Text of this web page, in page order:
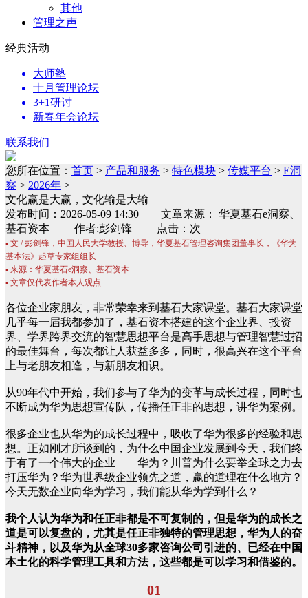
其他
管理之声
经典活动
大师塾
十月管理论坛
3+1研讨
新春年会论坛
联系我们
您所在位置： 首页 > 产品和服务 > 特色模块 > 传媒平台 > E洞
察 > 2026年 >
文化赢是大赢，文化输是大输
发布时间：2026-05-09 14:30 文章来源： 华夏基石e洞察、
基石资本 作者:彭剑锋 点击：次
▪ 文 / 彭剑锋，中国人民大学教授、博导，华夏基石管理咨询集团董事长，《华为
基本法》起草专家组组长
▪ 来源：华夏基石e洞察、基石资本
▪ 文章仅代表作者本人观点
各位企业家朋友，非常荣幸来到基石大家课堂。基石大家课堂
几乎每一届我都参加了，基石资本搭建的这个企业界、投资
界、学界跨界交流的智慧思想平台是高手思想与管理智慧过招
的最佳舞台，每次都让人获益多多，同时，很高兴在这个平台
上与老朋友相逢，与新朋友相识。
从90年代中开始，我们参与了华为的变革与成长过程，同时也
不断成为华为思想宣传队，传播任正非的思想，讲华为案例。
很多企业也从华为的成长过程中，吸收了华为很多的经验和思
想。正如刚才所谈到的，为什么中国企业发展到今天，我们终
于有了一个伟大的企业——华为？川普为什么要举全球之力去
打压华为？华为世界级企业领先之道，赢的道理在什么地方？
今天无数企业向华为学习，我们能从华为学到什么？
我个人认为华为和任正非都是不可复制的，但是华为的成长之
道是可以复盘的，尤其是任正非独特的管理思想，华为人的奋
斗精神，以及华为从全球30多家咨询公司引进的、已经在中国
本土化的科学管理工具和方法，这些都是可以学习和借鉴的。
01